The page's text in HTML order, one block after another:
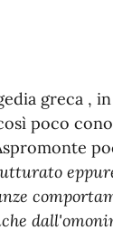
greca ,
poco